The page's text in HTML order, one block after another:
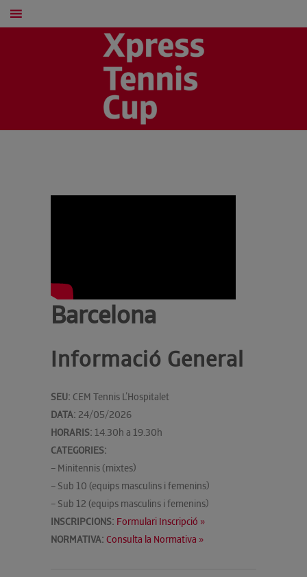
Barcelona
Informació General
SEU: CEM Tennis L’Hospitalet
DATA: 24/05/2026
HORARIS: 14.30h a 19.30h
CATEGORIES:
– Minitennis (mixtes)
– Sub 10 (equips masculins i femenins)
– Sub 12 (equips masculins i femenins)
INSCRIPCIONS: Formulari Inscripció »
NORMATIVA: Consulta la Normativa »